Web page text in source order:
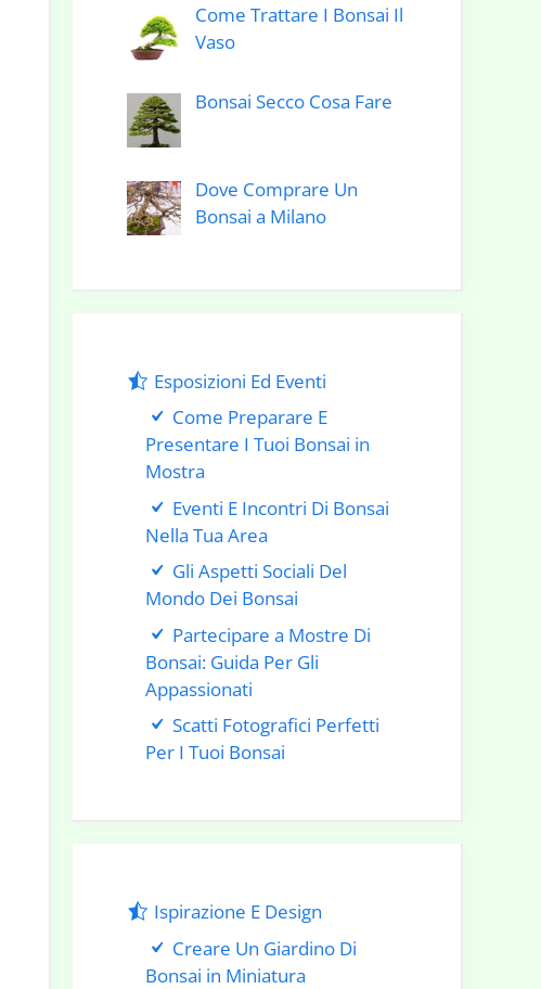
Come Trattare I Bonsai Il
Vaso
Bonsai Secco Cosa Fare
Dove Comprare Un
Bonsai a Milano
Esposizioni Ed Eventi
Come Preparare E
Presentare I Tuoi Bonsai in
Mostra
Eventi E Incontri Di Bonsai
Nella Tua Area
Gli Aspetti Sociali Del
Mondo Dei Bonsai
Partecipare a Mostre Di
Bonsai: Guida Per Gli
Appassionati
Scatti Fotografici Perfetti
Per I Tuoi Bonsai
Ispirazione E Design
Creare Un Giardino Di
Bonsai in Miniatura